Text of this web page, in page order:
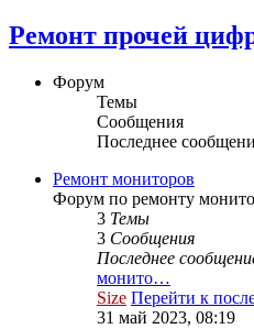
Ремонт прочей
Форум
Темы
Сообщения
Последнее
Ремонт мониторов
Форум по ремонту
3 Темы
3 Сообщения
Последнее
монито…
Size Перейти к
31 май 2023, 08:19